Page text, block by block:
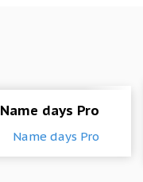
Name days Pro